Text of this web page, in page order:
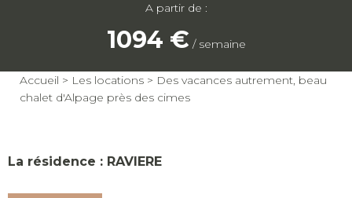
A partir de :
1094 € / semaine
Accueil > Les locations > Des vacances autrement, beau
chalet d'Alpage près des cimes
La résidence : RAVIERE